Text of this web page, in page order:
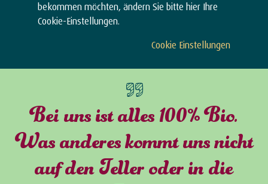
bekommen möchten, ändern Sie bitte hier Ihre
Cookie-Einstellungen.
Cookie Einstellungen
Bei uns ist alles 100% Bio.
Was anderes kommt uns nicht
auf den Teller oder in die